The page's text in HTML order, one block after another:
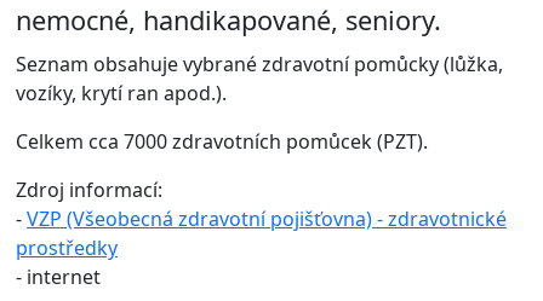
nemocné, handikapované, seniory.
Seznam obsahuje vybrané zdravotní pomůcky (lůžka,
vozíky, krytí ran apod.).
Celkem cca 7000 zdravotních pomůcek (PZT).
Zdroj informací:
-VZP (Všeobecná zdravotní pojišťovna) - zdravotnické
prostředky
- internet